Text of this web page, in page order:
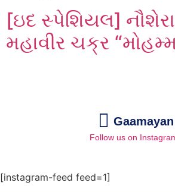
[ઇદ સ્પેશિયલ]
મહાવીર ચક્ર
Gaamayan
Follow us on
[instagram-feed feed=1]